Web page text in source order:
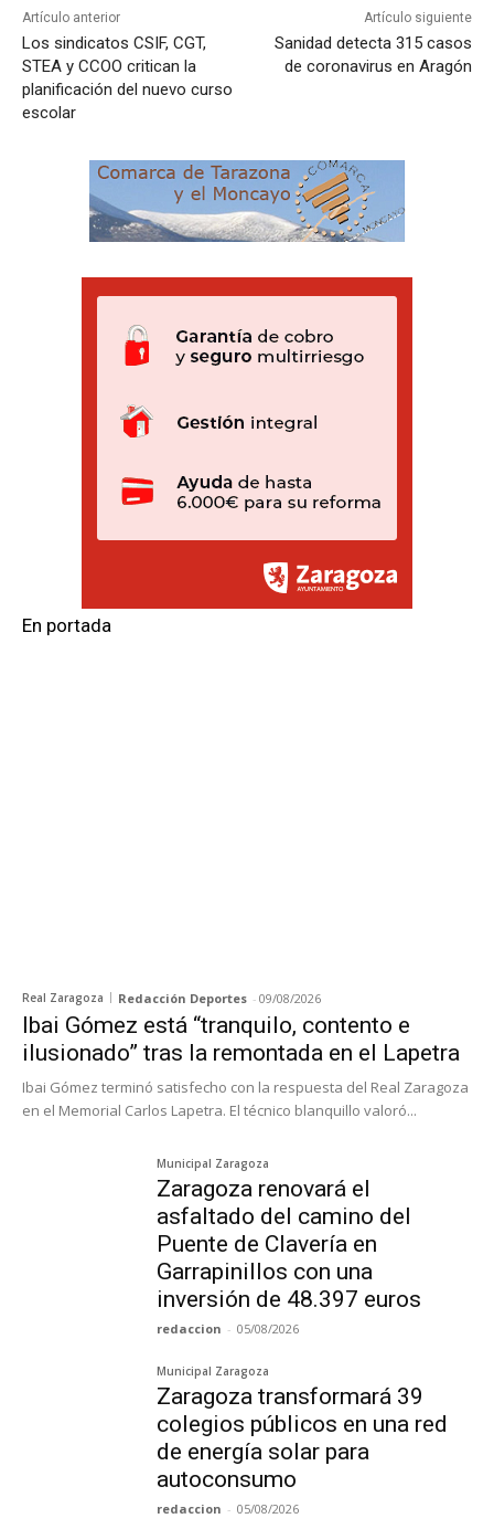
Artículo anterior
Los sindicatos CSIF, CGT,
STEA y CCOO critican la
planificación del nuevo curso
escolar
Artículo siguiente
Sanidad detecta 315 casos
de coronavirus en Aragón
En portada
Real Zaragoza Redacción Deportes - 09/08/2026
Ibai Gómez está “tranquilo, contento e
ilusionado” tras la remontada en el Lapetra
Ibai Gómez terminó satisfecho con la respuesta del Real Zaragoza
en el Memorial Carlos Lapetra. El técnico blanquillo valoró...
Municipal Zaragoza
Zaragoza renovará el
asfaltado del camino del
Puente de Clavería en
Garrapinillos con una
inversión de 48.397 euros
redaccion - 05/08/2026
Municipal Zaragoza
Zaragoza transformará 39
colegios públicos en una red
de energía solar para
autoconsumo
redaccion - 05/08/2026